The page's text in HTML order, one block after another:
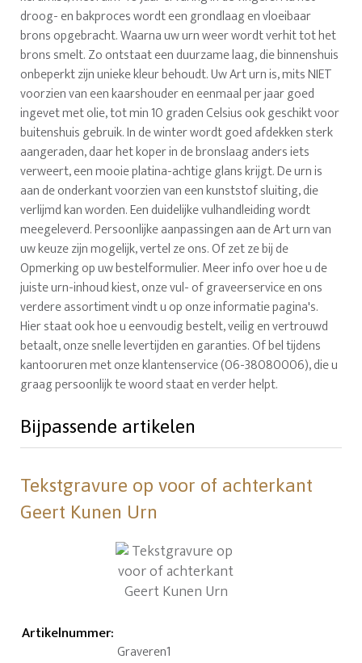
droog- en bakproces wordt een grondlaag en vloeibaar
brons opgebracht. Waarna uw urn weer wordt verhit tot het
brons smelt. Zo ontstaat een duurzame laag, die binnenshuis
onbeperkt zijn unieke kleur behoudt. Uw Art urn is, mits NIET
voorzien van een kaarshouder en eenmaal per jaar goed
ingevet met olie, tot min 10 graden Celsius ook geschikt voor
buitenshuis gebruik. In de winter wordt goed afdekken sterk
aangeraden, daar het koper in de bronslaag anders iets
verweert, een mooie platina-achtige glans krijgt. De urn is
aan de onderkant voorzien van een kunststof sluiting, die
verlijmd kan worden. Een duidelijke vulhandleiding wordt
meegeleverd. Persoonlijke aanpassingen aan de Art urn van
uw keuze zijn mogelijk, vertel ze ons. Of zet ze bij de
Opmerking op uw bestelformulier. Meer info over hoe u de
juiste urn-inhoud kiest, onze vul- of graveerservice en ons
verdere assortiment vindt u op onze informatie pagina's.
Hier staat ook hoe u eenvoudig bestelt, veilig en vertrouwd
betaalt, onze snelle levertijden en garanties. Of bel tijdens
kantooruren met onze klantenservice (06-38080006), die u
graag persoonlijk te woord staat en verder helpt.
Bijpassende artikelen
Tekstgravure op voor of achterkant
Geert Kunen Urn
Artikelnummer:
Graveren1